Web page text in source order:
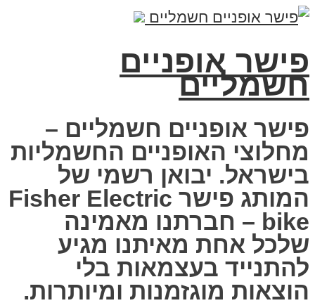
פישר אופניים
חשמליים
פישר אופניים חשמליים –
מחלוצי האופניים החשמליות
בישראל. יבואן רשמי של
המותג פישר Fisher Electric
bike – חברתנו מאמינה
שלכל אחת מאיתנו מגיע
להתנייד בעצמאות בלי
הוצאות מוגזמנות ומיותרות.